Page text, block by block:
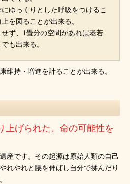
ゆっくりとした呼吸をつけるこ
を図ることが出来る。
ず、1畳分の空間があれば老若
も出来る。
維持・増進を計ることが出来る。
上げられた、命の可能性を
産です。その起源は原始人類の自己
れやれと腰を伸ばし自分で揉んだり